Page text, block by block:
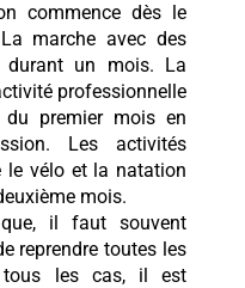
commence dès le
marche avec des
durant un mois. La
professionnelle
premier mois en
Les activités
le vélo et la natation
mois.
il faut souvent
reprendre toutes les
tous les cas, il est